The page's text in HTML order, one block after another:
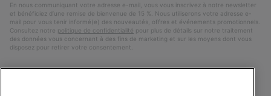
En nous communiquant votre adresse e-mail, vous vous inscrivez à notre newsletter
et bénéficiez d’une remise de bienvenue de 15 %. Nous utiliserons votre adresse e-
mail pour vous tenir informé(e) des nouveautés, offres et événements promotionnels.
Consultez notre politique de confidentialité pour plus de détails sur notre traitement
des données vous concernant à des fins de marketing et sur les moyens dont vous
disposez pour retirer votre consentement.